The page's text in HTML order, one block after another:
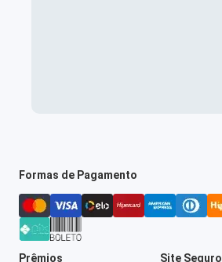
Formas de Pagamento
Prêmios Site Seguro